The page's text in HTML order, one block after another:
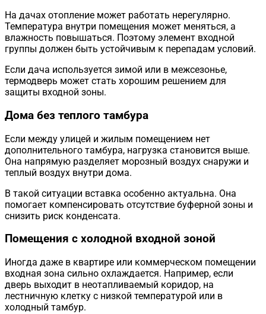
На дачах отопление может работать нерегулярно.
Температура внутри помещения может меняться, а
влажность повышаться. Поэтому элемент входной
группы должен быть устойчивым к перепадам условий.
Если дача используется зимой или в межсезонье,
термодверь может стать хорошим решением для
защиты входной зоны.
Дома без теплого тамбура
Если между улицей и жилым помещением нет
дополнительного тамбура, нагрузка становится выше.
Она напрямую разделяет морозный воздух снаружи и
теплый воздух внутри дома.
В такой ситуации вставка особенно актуальна. Она
помогает компенсировать отсутствие буферной зоны и
снизить риск конденсата.
Помещения с холодной входной зоной
Иногда даже в квартире или коммерческом помещении
входная зона сильно охлаждается. Например, если
дверь выходит в неотапливаемый коридор, на
лестничную клетку с низкой температурой или в
холодный тамбур.